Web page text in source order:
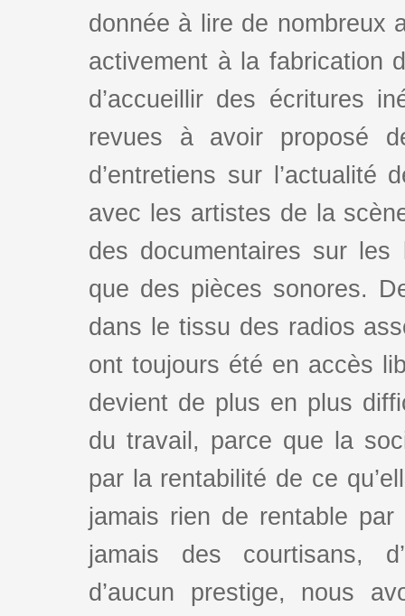
donnée à lire de nombreux
activement à la fabrication
d’accueillir des écritures
revues à avoir proposé
d’entretiens sur l’actualité
avec les artistes de la
des documentaires sur
que des pièces sonores.
dans le tissu des radios
ont toujours été en accès
devient de plus en plus
du travail, parce que la
par la rentabilité de ce
jamais rien de rentable
jamais des courtisans,
d’aucun prestige, nous